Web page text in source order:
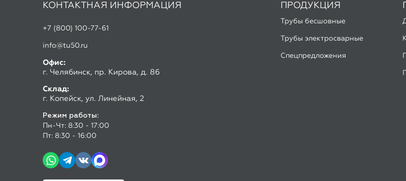
г. Челябинск, пр. Кирова, д. 86
г. Копейск, ул. Линейная, 2
Режим работы:
Пн-Чт: 8:30 - 17:00
Пт: 8:30 - 16:00
Скачать прайс лист
ООО «Алмас», 2026